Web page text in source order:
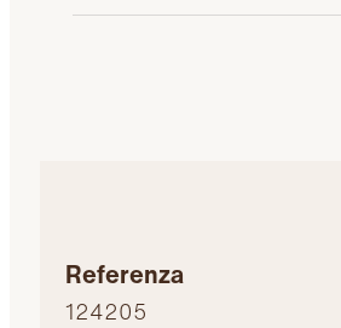
Referenza
124205